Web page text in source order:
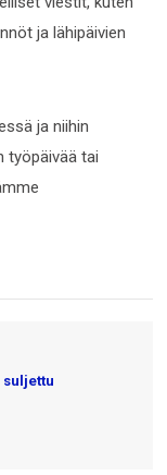
ja lähipäivien
ja niihin
työpäivää tai
suljettu